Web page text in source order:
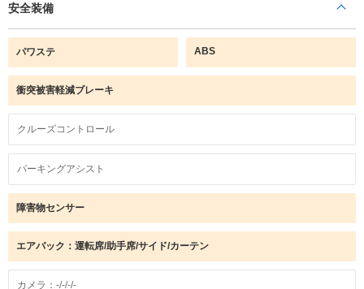
安全装備
パワステ ABS
衝突被害軽減ブレーキ
クルーズコントロール
パーキングアシスト
障害物センサー
エアバック：運転席/助手席/サイド/カーテン
カメラ：-/-/-/-